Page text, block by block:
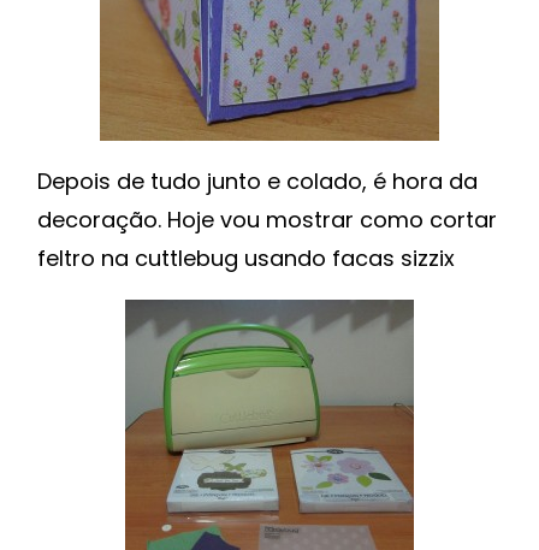
Depois de tudo junto e colado, é hora da
decoração. Hoje vou mostrar como cortar
feltro na cuttlebug usando facas sizzix